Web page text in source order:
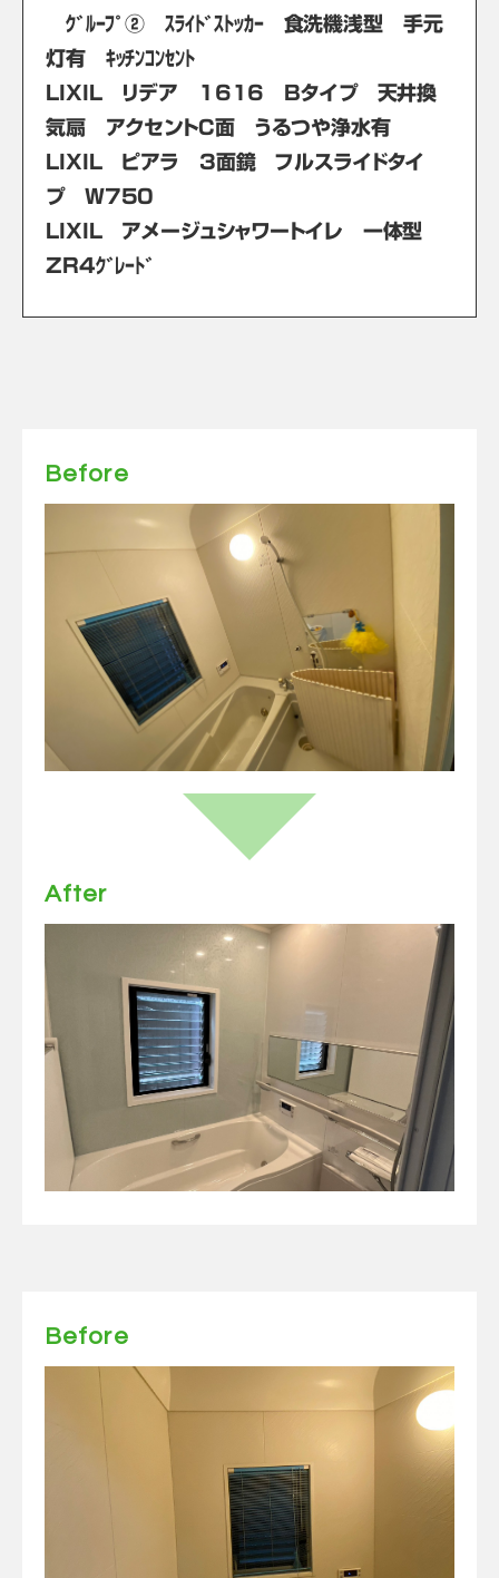
ｸﾞﾙｰﾌﾟ② ｽﾗｲﾄﾞｽﾄｯｶｰ 食洗機浅型 手元
灯有 ｷｯﾁﾝｺﾝｾﾝﾄ
LIXIL リデア 1616 Bタイプ 天井換
気扇 アクセントC面 うるつや浄水有
LIXIL ピアラ 3面鏡 フルスライドタイ
プ W750
LIXIL アメージュシャワートイレ 一体型
ZR4ｸﾞﾚｰﾄﾞ
Before
After
Before